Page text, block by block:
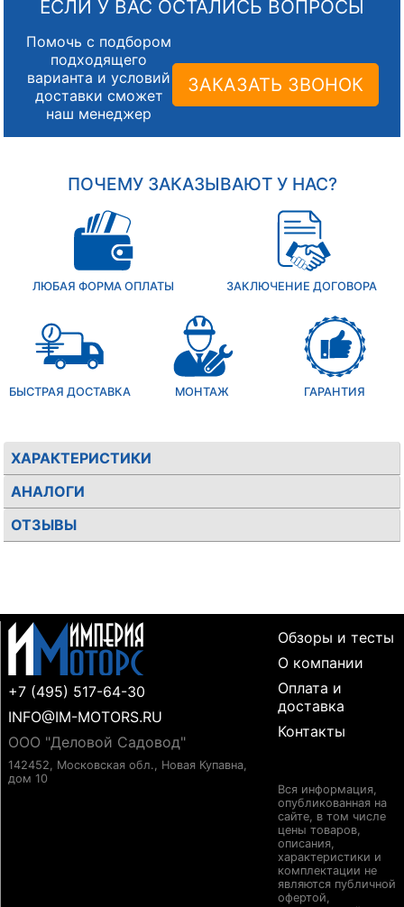
ЕСЛИ У ВАС ОСТАЛИСЬ ВОПРОСЫ
Помочь с подбором
подходящего
варианта и условий
доставки сможет
наш менеджер
ЗАКАЗАТЬ ЗВОНОК
ПОЧЕМУ ЗАКАЗЫВАЮТ У НАС?
ЛЮБАЯ ФОРМА ОПЛАТЫ ЗАКЛЮЧЕНИЕ ДОГОВОРА
БЫСТРАЯ ДОСТАВКА МОНТАЖ ГАРАНТИЯ
ХАРАКТЕРИСТИКИ
АНАЛОГИ
ОТЗЫВЫ
+7 (495) 517-64-30
INFO@IM-MOTORS.RU
ООО "Деловой Садовод"
142452, Московская обл., Новая Купавна,
дом 10
Обзоры и тесты
О компании
Оплата и
доставка
Контакты
Вся информация,
опубликованная на
сайте, в том числе
цены товаров,
описания,
характеристики и
комплектации не
являются публичной
офертой,